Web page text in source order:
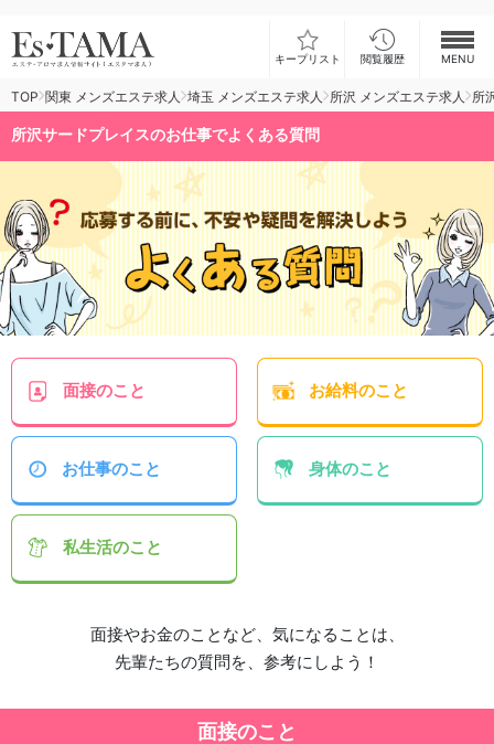
キープリスト 閲覧履歴 MENU
お仕事検索
お仕事ランキング
お仕事体験談
スカウト型求人エスジョブ
メンズエステコラム
ログイン 新規会員登録
TOP 関東 メンズエステ求人 埼玉 メンズエステ求人 所沢 メンズエステ求人 所
所沢サードプレイスのお仕事でよくある質問
面接のこと お給料のこと
お仕事のこと 身体のこと
私生活のこと
面接やお金のことなど、気になることは、
先輩たちの質問を、参考にしよう！
面接のこと